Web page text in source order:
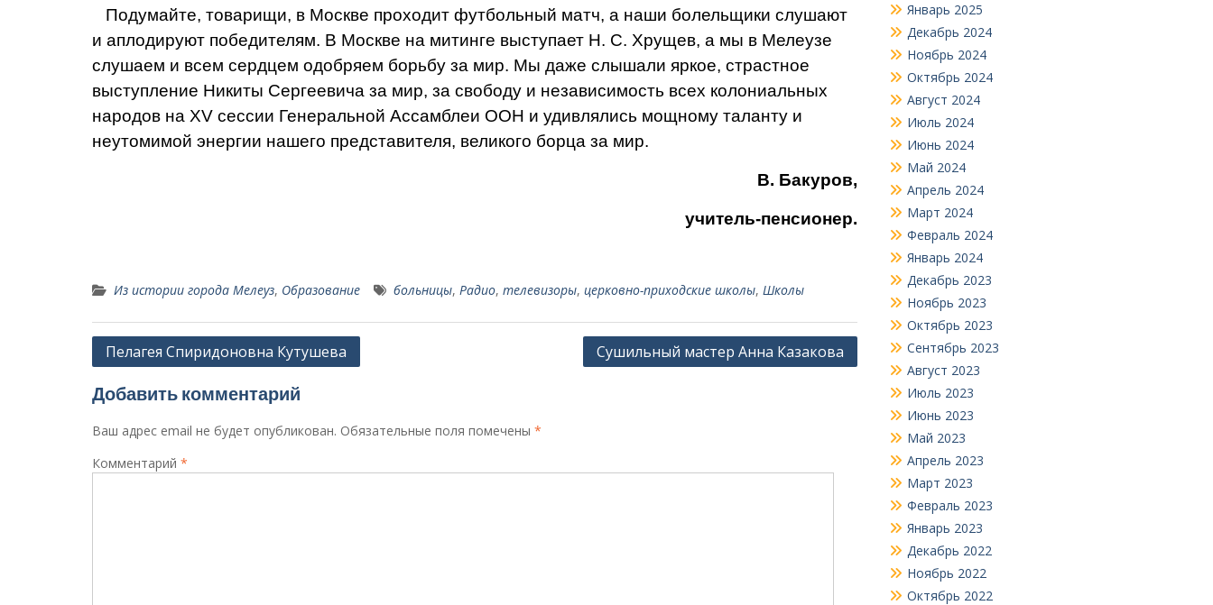
Подумайте, товарищи, в Москве проходит футболь­ный матч, а наши болель­щики слушают
и аплоди­руют победителям. В Мо­скве на митинге выступает Н. С. Хрущев, а мы в Мелеузе
слушаем и всем сердцем одобряем борьбу за мир. Мы даже слышали яркое, страстное
выступ­ление Никиты Сергеевича за мир, за свободу и не­зависимость всех колониальных
народов на XV сессии Генеральной Ас­самблеи ООН и удивлялись мощному таланту и
неутомимой энергии нашего представителя, великого борца за мир.
В. Бакуров,
учитель-пенсионер.
Из истории города Мелеуз, Образование больницы, Радио, телевизоры, церковно-приходские школы, Школы
Навигация
записям
Пелагея Спиридоновна Кутушева Сушильный мастер Анна Казакова
Добавить комментарий
Ваш адрес email не будет опубликован. Обязательные поля помечены *
Комментарий *
Январь 2025
Декабрь 2024
Ноябрь 2024
Октябрь 2024
Август 2024
Июль 2024
Июнь 2024
Май 2024
Апрель 2024
Март 2024
Февраль 2024
Январь 2024
Декабрь 2023
Ноябрь 2023
Октябрь 2023
Сентябрь 2023
Август 2023
Июль 2023
Июнь 2023
Май 2023
Апрель 2023
Март 2023
Февраль 2023
Январь 2023
Декабрь 2022
Ноябрь 2022
Октябрь 2022